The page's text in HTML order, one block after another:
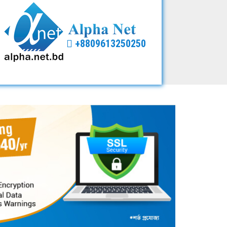
+8809613250250